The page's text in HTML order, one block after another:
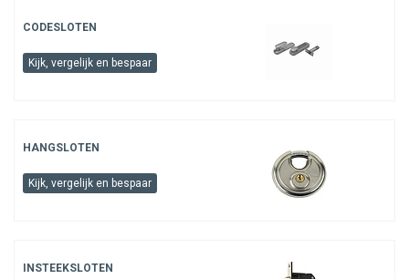
CODESLOTEN
Kijk, vergelijk en bespaar
HANGSLOTEN
Kijk, vergelijk en bespaar
INSTEEKSLOTEN